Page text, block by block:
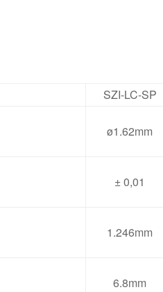
SZI-LC-SP
ø1.62mm
± 0,01
1.246mm
6.8mm